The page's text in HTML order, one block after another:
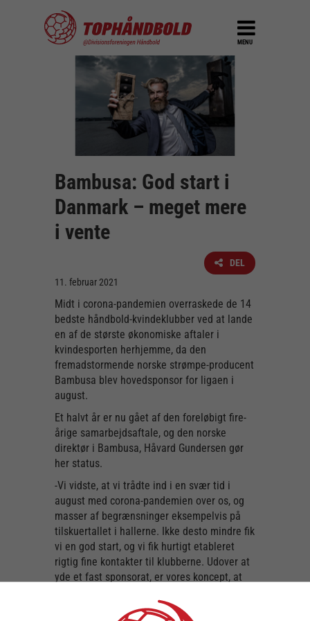
MENU
Bambusa: God start i
Danmark – meget mere
i vente
DEL
11. februar 2021
Midt i corona-pandemien overraskede de 14
bedste håndbold-kvindeklubber ved at lande
en af de største økonomiske aftaler i
kvindesporten herhjemme, da den
fremadstormende norske strømpe-producent
Bambusa blev hovedsponsor for ligaen i
august.
Et halvt år er nu gået af den foreløbigt fire-
årige samarbejdsaftale, og den norske
direktør i Bambusa, Håvard Gundersen gør
her status.
-Vi vidste, at vi trådte ind i en svær tid i
august med corona-pandemien over os, og
masser af begrænsninger eksempelvis på
tilskuertallet i hallerne. Ikke desto mindre fik
vi en god start, og vi fik hurtigt etableret
rigtig fine kontakter til klubberne. Udover at
yde et fast sponsorat, er vores koncept, at
gode ekstra penge ved at være